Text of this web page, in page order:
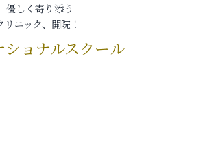
優しく寄り添う
ニック、開院！
ョナルスクール